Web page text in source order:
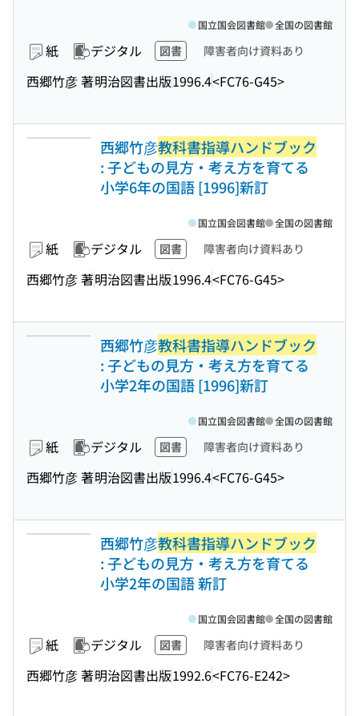
紙 デジタル 図書 障害者向け資料あり
西郷竹彦 著明治図書出版1996.4<FC76-G45>
国立国会図書館 全国の図書館
西郷竹彦教科書指導ハンドブック
: 子どもの見方・考え方を育てる
小学6年の国語 [1996]新訂
紙 デジタル 図書 障害者向け資料あり
西郷竹彦 著明治図書出版1996.4<FC76-G45>
国立国会図書館 全国の図書館
西郷竹彦教科書指導ハンドブック
: 子どもの見方・考え方を育てる
小学2年の国語 [1996]新訂
紙 デジタル 図書 障害者向け資料あり
西郷竹彦 著明治図書出版1996.4<FC76-G45>
国立国会図書館 全国の図書館
西郷竹彦教科書指導ハンドブック
: 子どもの見方・考え方を育てる
小学2年の国語 新訂
紙 デジタル 図書 障害者向け資料あり
西郷竹彦 著明治図書出版1992.6<FC76-E242>
国立国会図書館 全国の図書館